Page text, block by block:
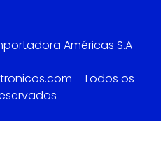
Américas S.A
- Todos os